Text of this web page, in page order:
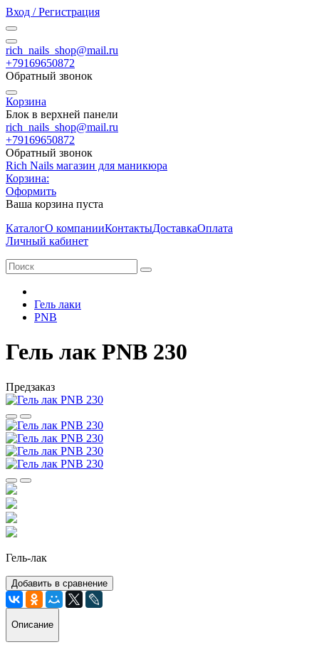
Вход / Регистрация
rich_nails_shop@mail.ru
+79169650872
Обратный звонок
Корзина
Блок в верхней панели
rich_nails_shop@mail.ru
+79169650872
Обратный звонок
Rich Nails магазин для маникюра
Корзина:
Оформить
Ваша корзина пуста
КаталогО компанииКонтактыДоставкаОплата
Личный кабинет
Гель лаки
PNB
Гель лак PNB 230
Предзаказ
Гель-лак
Добавить в сравнение
Описание